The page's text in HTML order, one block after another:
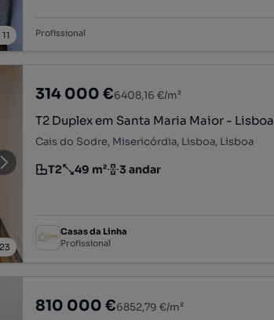
11 Profissional
23
314 000 €6408,16 €/m²
T2 Duplex em Santa Maria Maior - Lisboa
Cais do Sodre, Misericórdia, Lisboa, Lisboa
Tipologia
T2
Preço por metro quadrado
49 m²
Andar 3 andar
Casas da Linha
Profissional
810 000 €6852,79 €/m²